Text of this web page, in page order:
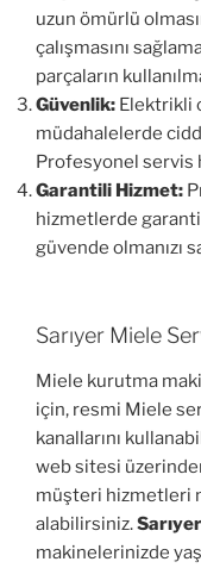
uzun ömürlü
çalışmasını
parçaların
Güvenlik: Elektrikli
müdahalelerde
Profesyonel servis
Garantili Hizmet:
hizmetlerde garanti
güvende olmanızı
Sarıyer Miele
Miele kurutma
için, resmi Miele
kanallarını
web sitesi
müşteri hizmetleri
alabilirsiniz.
makinelerinizde